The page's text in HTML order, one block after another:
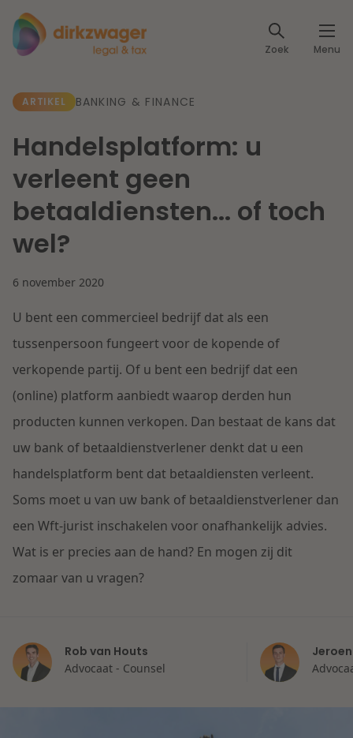
Zoek Menu
Expertises
Fiscaal
Arbeid & Pensioen
IE & Innovatie
Herstructurering & Insolventie
Energie
Zorg & Sociaal domein
Vastgoed
Overheid & Omgeving
Aansprakelijkheid & Verzekering
Lees meer
Dichtbij de kansen en uitdagingen in de
woningbouw
Lees meer
Dichtbij de wendbare onderneming
Artikelen
Klantcases
Events
Specialisten
Internationale partners
Werken bij
Contact
Nederlands
ARTIKEL BANKING & FINANCE
Handelsplatform: u
verleent geen
betaaldiensten... of toch
wel?
6 november 2020
U bent een commercieel bedrijf dat als een
tussenpersoon fungeert voor de kopende of
verkopende partij. Of u bent een bedrijf dat een
(online) platform aanbiedt waarop derden hun
producten kunnen verkopen. Dan bestaat de kans dat
uw bank of betaaldienstverlener denkt dat u een
handelsplatform bent dat betaaldiensten verleent.
Soms moet u van uw bank of betaaldienstverlener dan
een Wft-jurist inschakelen voor onafhankelijk advies.
Wat is er precies aan de hand? En mogen zij dit
zomaar van u vragen?
Rob van Houts
Advocaat - Counsel